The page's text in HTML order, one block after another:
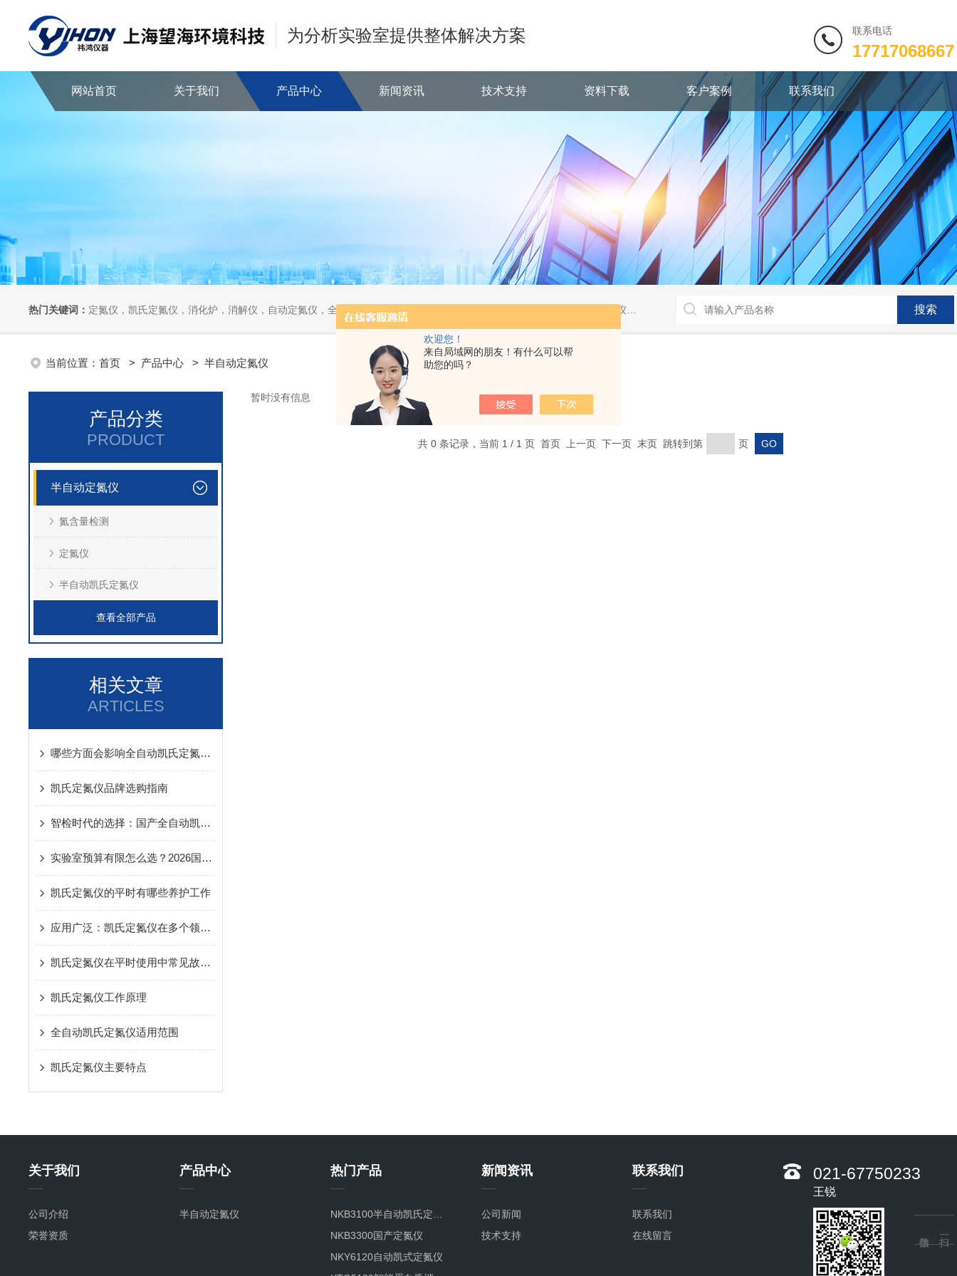
欢迎您！
来自局域网的朋友！有什么可以帮
助您的吗？
为分析实验室提供整体解决方案 联系电话
17717068667
网站首页 关于我们 产品中心 新闻资讯 技术支持 资料下载 客户案例 联系我们
热门关键词： 定氮仪，凯氏定氮仪，消化炉，消解仪，自动定氮仪，全自动定氮仪，半自动定氮仪，自动凯氏定氮仪，半自动凯氏定氮仪，全自动凯氏定氮仪
当前位置： 首页 > 产品中心 > 半自动定氮仪
产品分类
PRODUCT
半自动定氮仪
氮含量检测
定氮仪
半自动凯氏定氮仪
查看全部产品
相关文章
ARTICLES
哪些方面会影响全自动凯氏定氮仪的结果
凯氏定氮仪品牌选购指南
智检时代的选择：国产全自动凯氏定氮仪全景透析与实战选购指南
实验室预算有限怎么选？2026国产全自动凯氏定氮仪避坑指南
凯氏定氮仪的平时有哪些养护工作
应用广泛：凯氏定氮仪在多个领域的应用
凯氏定氮仪在平时使用中常见故障及维护
凯氏定氮仪工作原理
全自动凯氏定氮仪适用范围
凯氏定氮仪主要特点
暂时没有信息
共 0 条记录，当前 1 / 1 页 首页 上一页 下一页 末页 跳转到第 页
关于我们
公司介绍
荣誉资质
产品中心
半自动定氮仪
热门产品
NKB3300国产定氮仪
NKY6120自动凯式定氮仪
新闻资讯
公司新闻
技术支持
联系我们
联系我们
在线留言
021-67750233
王锐